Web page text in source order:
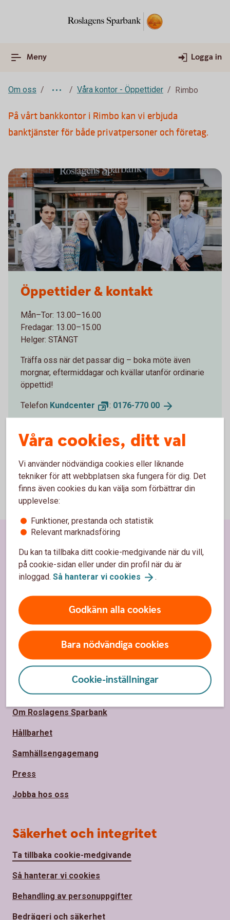
Meny Logga in
Om oss Våra kontor - Öppettider Rimbo
På vårt bankkontor i Rimbo kan vi erbjuda
banktjänster för både privatpersoner och företag.
Öppettider & kontakt
Mån–Tor: 13.00–16.00
Fredagar: 13.00–15.00
Helger: STÄNGT
Träffa oss när det passar dig – boka möte även
morgnar, eftermiddagar och kvällar utanför ordinarie
öppettid!
Telefon Kundcenter : 0176-770 00
Våra cookies, ditt val
Vi använder nödvändiga cookies eller liknande
tekniker för att webbplatsen ska fungera för dig. Det
finns även cookies du kan välja som förbättrar din
upplevelse:
Funktioner, prestanda och statistik
Relevant marknadsföring
Du kan ta tillbaka ditt cookie-medgivande när du vill,
på cookie-sidan eller under din profil när du är
inloggad. Så hanterar vi cookies .
Godkänn alla cookies
Bara nödvändiga cookies
Cookie-inställningar
Sidfot
Hitta snabbt
Kundservice
Hitta bankkontor
Bli kund
Priser, räntor och kurser
Om oss
Om Roslagens Sparbank
Hållbarhet
Samhällsengagemang
Press
Jobba hos oss
Säkerhet och integritet
Ta tillbaka cookie-medgivande
Så hanterar vi cookies
Behandling av personuppgifter
Bedrägeri och säkerhet